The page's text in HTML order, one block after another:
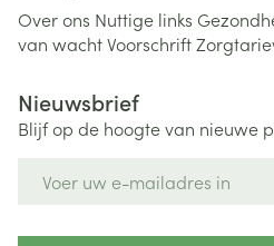
Over ons Nuttige links
van wachtVoorschrift
Nieuwsbrief
Blijf op de hoogte van nieuwe